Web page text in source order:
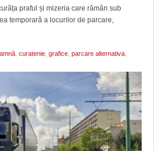
praful și mizeria care rămân sub
temporară a locurilor de parcare,
curatenie grafice parcare alternativa